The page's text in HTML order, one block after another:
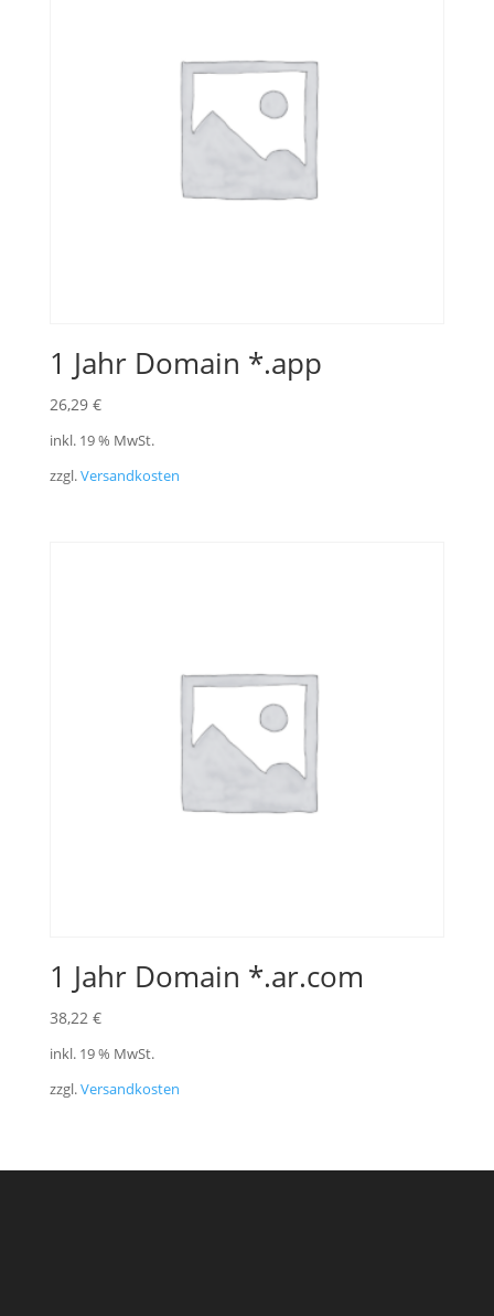
1 Jahr Domain *.app
26,29 €
inkl. 19 % MwSt.
zzgl.Versandkosten
1 Jahr Domain *.ar.com
38,22 €
inkl. 19 % MwSt.
zzgl.Versandkosten